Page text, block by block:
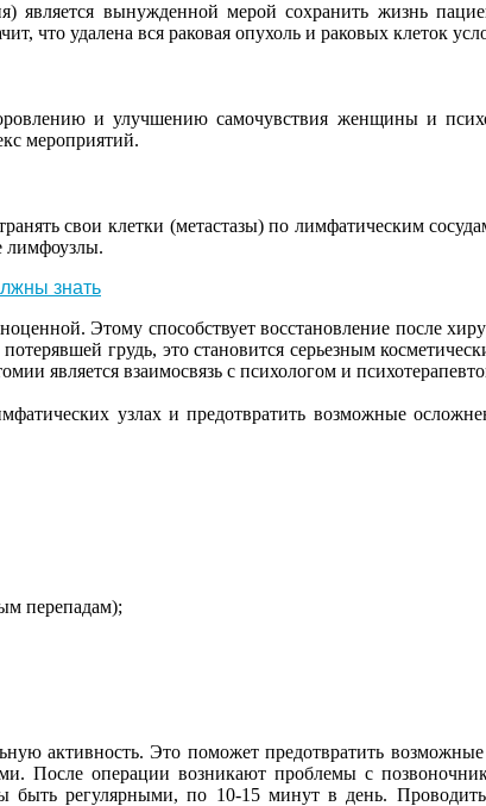
является вынужденной мерой сохранить жизнь
что удалена вся раковая опухоль и раковых клеток
и улучшению самочувствия женщины и
мероприятий.
свои клетки (метастазы) по лимфатическим
лимфоузлы.
знать
Этому способствует восстановление после
грудь, это становится серьезным
является взаимосвязь с психологом и
узлах и предотвратить возможные
перепадам);
активность. Это поможет предотвратить
После операции возникают проблемы с
быть регулярными, по 10-15 минут в день.